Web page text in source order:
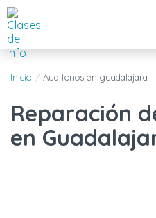
Inicio Audifonos en guadalajara
Reparación
en